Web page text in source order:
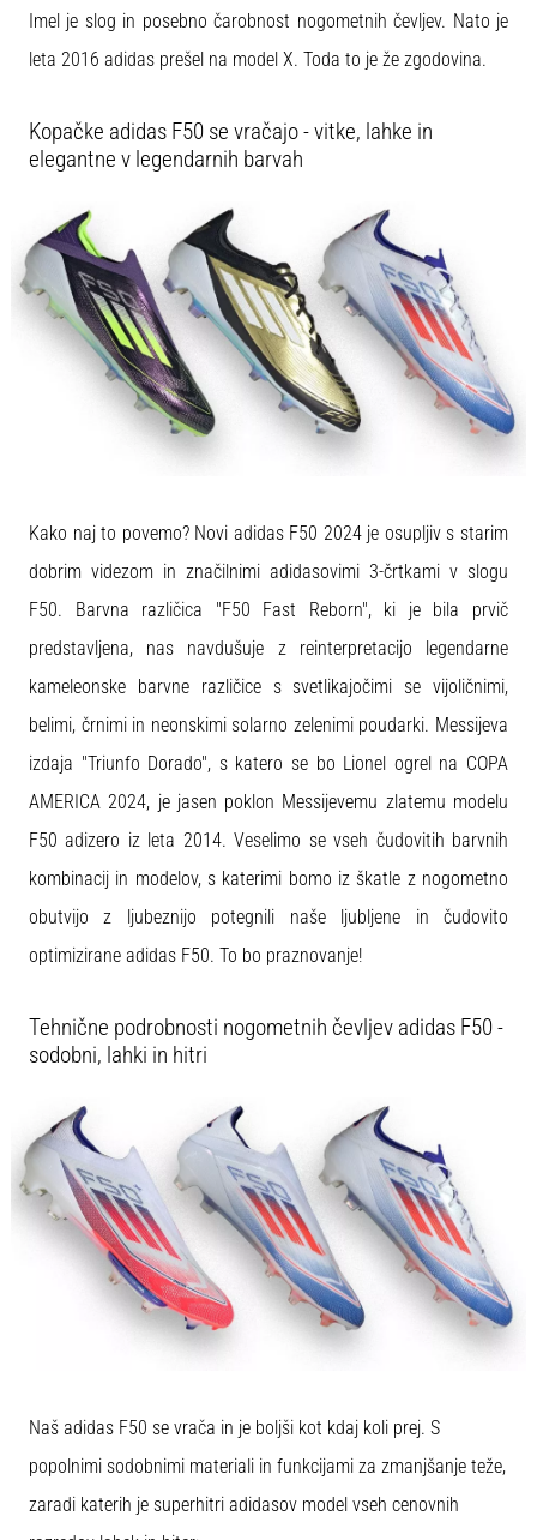
vse
Imel je slog in posebno čarobnost nogometnih čevljev. Nato je
leta 2016 adidas prešel na model X. Toda to je že zgodovina.
Kopačke adidas F50 se vračajo - vitke, lahke in
elegantne v legendarnih barvah
Kako naj to povemo? Novi adidas F50 2024 je osupljiv s starim
dobrim videzom in značilnimi adidasovimi 3-črtkami v slogu
F50. Barvna različica "F50 Fast Reborn", ki je bila prvič
predstavljena, nas navdušuje z reinterpretacijo legendarne
kameleonske barvne različice s svetlikajočimi se vijoličnimi,
belimi, črnimi in neonskimi solarno zelenimi poudarki. Messijeva
izdaja "Triunfo Dorado", s katero se bo Lionel ogrel na COPA
AMERICA 2024, je jasen poklon Messijevemu zlatemu modelu
F50 adizero iz leta 2014. Veselimo se vseh čudovitih barvnih
kombinacij in modelov, s katerimi bomo iz škatle z nogometno
obutvijo z ljubeznijo potegnili naše ljubljene in čudovito
optimizirane adidas F50. To bo praznovanje!
Tehnične podrobnosti nogometnih čevljev adidas F50 -
sodobni, lahki in hitri
Naš adidas F50 se vrača in je boljši kot kdaj koli prej. S
popolnimi sodobnimi materiali in funkcijami za zmanjšanje teže,
zaradi katerih je superhitri adidasov model vseh cenovnih